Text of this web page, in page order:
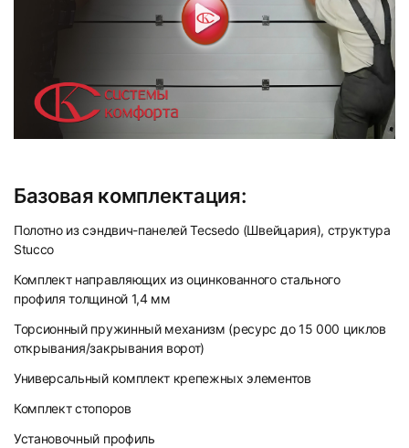
Базовая комплектация:
Полотно из сэндвич-панелей Tecsedo (Швейцария), структура
Stucco
Комплект направляющих из оцинкованного стального
профиля толщиной 1,4 мм
Торсионный пружинный механизм (ресурс до 15 000 циклов
открывания/закрывания ворот)
Универсальный комплект крепежных элементов
Комплект стопоров
Установочный профиль